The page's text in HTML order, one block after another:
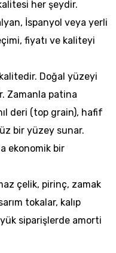
her şeydir.
İspanyol veya yerli
fiyatı ve kaliteyi
Doğal yüzeyi
Zamanla patina
deri (top grain), hafif
bir yüzey sunar.
ekonomik bir
çelik, pirinç, zamak
tokalar, kalıp
siparişlerde amorti